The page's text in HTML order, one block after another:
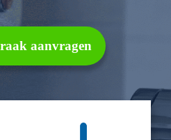
aanvragen